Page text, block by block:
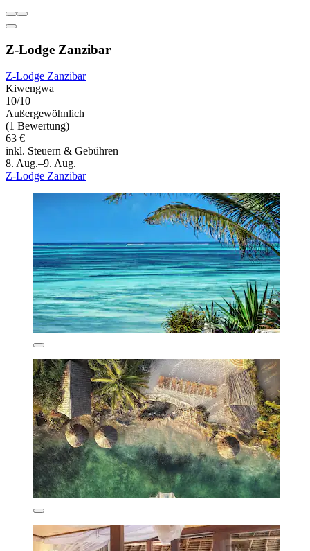
Z-Lodge Zanzibar
Z-Lodge Zanzibar
Kiwengwa
10/10
Außergewöhnlich
(1 Bewertung)
63 €
inkl. Steuern & Gebühren
8. Aug.–9. Aug.
Z-Lodge Zanzibar